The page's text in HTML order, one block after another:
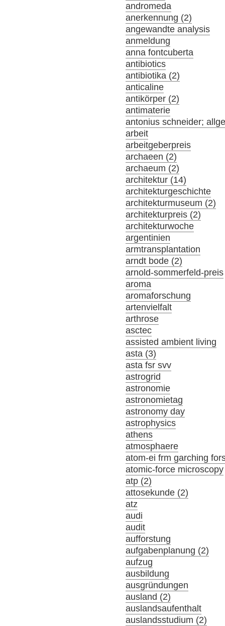
andromeda
anerkennung (2)
angewandte analysis
anmeldung
anna fontcuberta
antibiotics
antibiotika (2)
anticaline
antikörper (2)
antimaterie
antonius schneider;
arbeit
arbeitgeberpreis
archaeen (2)
archaeum (2)
architektur (14)
architekturgeschichte
architekturmuseum (2)
architekturpreis (2)
architekturwoche
argentinien
armtransplantation
arndt bode (2)
arnold-sommerfeld-preis
aroma
aromaforschung
artenvielfalt
arthrose
asctec
assisted ambient living
asta (3)
asta fsr svv
astrogrid
astronomie
astronomietag
astronomy day
astrophysics
athens
atmosphaere
atom-ei frm garching
atomic-force microscopy
atp (2)
attosekunde (2)
atz
audi
audit
aufforstung
aufgabenplanung (2)
aufzug
ausbildung
ausgründungen
ausland (2)
auslandsaufenthalt
auslandsstudium (2)